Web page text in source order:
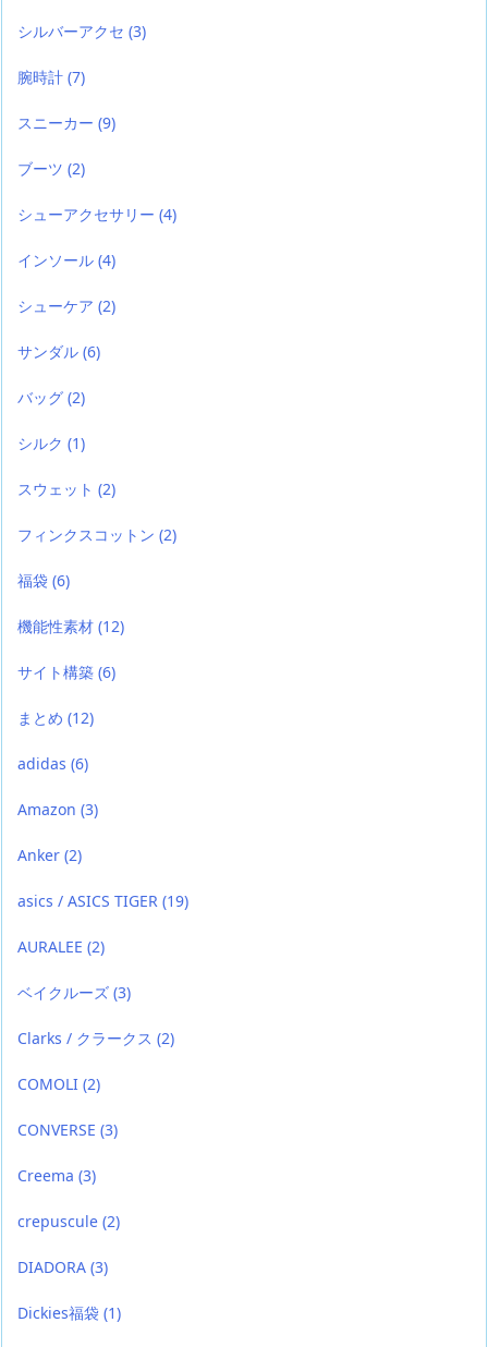
シルバーアクセ (3)
腕時計 (7)
スニーカー (9)
ブーツ (2)
シューアクセサリー (4)
インソール (4)
シューケア (2)
サンダル (6)
バッグ (2)
シルク (1)
スウェット (2)
フィンクスコットン (2)
福袋 (6)
機能性素材 (12)
サイト構築 (6)
まとめ (12)
adidas (6)
Amazon (3)
Anker (2)
asics / ASICS TIGER (19)
AURALEE (2)
ベイクルーズ (3)
Clarks / クラークス (2)
COMOLI (2)
CONVERSE (3)
Creema (3)
crepuscule (2)
DIADORA (3)
Dickies福袋 (1)